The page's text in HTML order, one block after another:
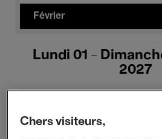
Février
Lundi 01 -
2027
Chers visiteurs,